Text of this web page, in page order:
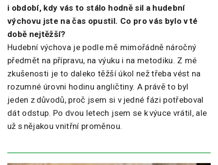
i období, kdy vás to stálo hodně sil a hudební
výchovu jste na čas opustil. Co pro vás bylo v té
době nejtěžší?
Hudební výchova je podle mě mimořádně náročný
předmět na přípravu, na výuku i na metodiku. Z mé
zkušenosti je to daleko těžší úkol než třeba vést na
rozumné úrovni hodinu angličtiny. A právě to byl
jeden z důvodů, proč jsem si v jedné fázi potřeboval
dát odstup. Po dvou letech jsem se k výuce vrátil, ale
už s nějakou vnitřní proměnou.